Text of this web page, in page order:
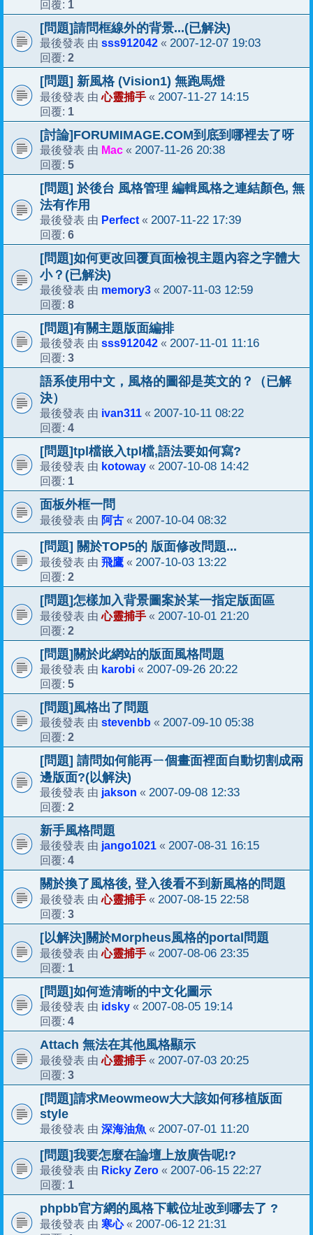
回覆: 1
[問題]請問框線外的背景...(已解決)
最後發表 由 sss912042 « 2007-12-07 19:03
回覆: 2
[問題] 新風格 (Vision1) 無跑馬燈
最後發表 由心靈捕手 « 2007-11-27 14:15
回覆: 1
[討論]FORUMIMAGE.COM到底到哪裡去了呀
最後發表 由 Mac « 2007-11-26 20:38
回覆: 5
[問題] 於後台 風格管理 編輯風格之連結顏色, 無
法有作用
最後發表 由 Perfect« 2007-11-22 17:39
回覆: 6
[問題]如何更改回覆頁面檢視主題內容之字體大
小？(已解決)
最後發表 由 memory3 « 2007-11-03 12:59
回覆: 8
[問題]有關主題版面編排
最後發表 由 sss912042 « 2007-11-01 11:16
回覆: 3
語系使用中文，風格的圖卻是英文的？（已解
決）
最後發表 由 ivan311 « 2007-10-11 08:22
回覆: 4
[問題]tpl檔嵌入tpl檔,語法要如何寫?
最後發表 由 kotoway « 2007-10-08 14:42
回覆: 1
面板外框一問
最後發表 由 阿古 « 2007-10-04 08:32
[問題] 關於TOP5的 版面修改問題...
最後發表 由 飛鷹 « 2007-10-03 13:22
回覆: 2
[問題]怎樣加入背景圖案於某一指定版面區
最後發表 由心靈捕手 « 2007-10-01 21:20
回覆: 2
[問題]關於此網站的版面風格問題
最後發表 由 karobi « 2007-09-26 20:22
回覆: 5
[問題]風格出了問題
最後發表 由 stevenbb « 2007-09-10 05:38
回覆: 2
[問題] 請問如何能再ㄧ個畫面裡面自動切割成兩
邊版面?(以解決)
最後發表 由 jakson « 2007-09-08 12:33
回覆: 2
新手風格問題
最後發表 由 jango1021 « 2007-08-31 16:15
回覆: 4
關於換了風格後, 登入後看不到新風格的問題
最後發表 由心靈捕手 « 2007-08-15 22:58
回覆: 3
[以解決]關於Morpheus風格的portal問題
最後發表 由心靈捕手 « 2007-08-06 23:35
回覆: 1
[問題]如何造清晰的中文化圖示
最後發表 由 idsky « 2007-08-05 19:14
回覆: 4
Attach 無法在其他風格顯示
最後發表 由心靈捕手 « 2007-07-03 20:25
回覆: 3
[問題]請求Meowmeow大大該如何移植版面
style
最後發表 由 深海油魚 « 2007-07-01 11:20
[問題]我要怎麼在論壇上放廣告呢!?
最後發表 由 Ricky Zero « 2007-06-15 22:27
回覆: 1
phpbb官方網的風格下載位址改到哪去了 ?
最後發表 由 寒心« 2007-06-12 21:31